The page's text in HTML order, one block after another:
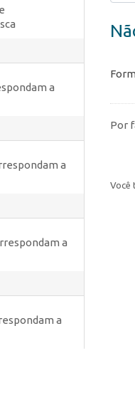
a
a
a
a
Por
Você